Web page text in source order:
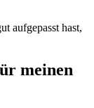
aufgepasst hast,
meinen